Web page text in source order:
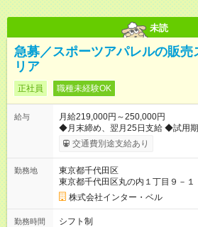
未読
急募／スポーツアパレルの販売
リア
正社員 職種未経験OK
給与
月給219,000円～250,000円
◆月末締め、翌月25日支給 ◆試用期
りません 【試用期間】試用期間あり 試用期間の長さ：3ヶ月 雇
用形態、給与は本採用時と同じです。
交通費別途支給あり
勤務地
東京都千代田区
東京都千代田区丸の内１丁目９－１
株式会社インター・ベル
勤務時間
シフト制